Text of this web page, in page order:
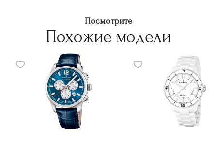
Посмотрите
Похожие модели